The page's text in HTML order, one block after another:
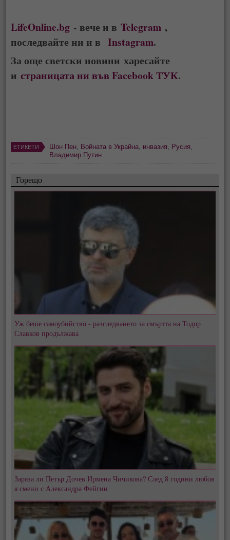
LifeOnline.bg - вече и вTelegram ,
последвайте ни и вInstagram.
За още светски новини харесайте
истраницата ни във Facebook ТУК.
ЕТИКЕТИ Шон Пен Войната в Украйна инвазия Русия
Владимир Путин
Горещо
Уж беше самоубийство - разследването за смъртта на Тодор
Славков продължава
Заряза ли Петър Дочев Ирмена Чичикова? След 8 години любов
я смени с Александра Фейгин